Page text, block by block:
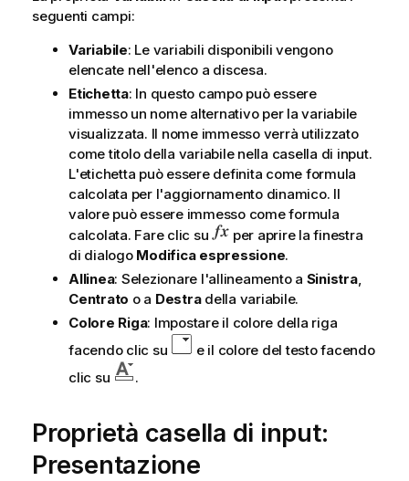
seguenti campi:
Variabile: Le variabili disponibili vengono
elencate nell'elenco a discesa.
Etichetta: In questo campo può essere
immesso un nome alternativo per la variabile
visualizzata. Il nome immesso verrà utilizzato
come titolo della variabile nella casella di input.
L'etichetta può essere definita come formula
calcolata per l'aggiornamento dinamico. Il
valore può essere immesso come formula
calcolata. Fare clic su
per aprire la finestra
di dialogo Modifica espressione.
Allinea: Selezionare l'allineamento a Sinistra,
Centrato o a Destradella variabile.
Colore Riga: Impostare il colore della riga
facendo clic su
e il colore del testo facendo
clic su
.
Proprietà casella di input:
Presentazione